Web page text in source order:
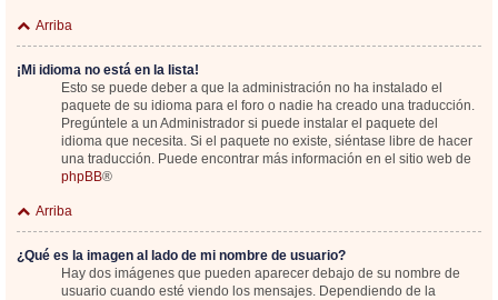
Arriba
¡Mi idioma no está en la lista!
Esto se puede deber a que la administración no ha instalado el
paquete de su idioma para el foro o nadie ha creado una traducción.
Pregúntele a un Administrador si puede instalar el paquete del
idioma que necesita. Si el paquete no existe, siéntase libre de hacer
una traducción. Puede encontrar más información en el sitio web de
phpBB®
Arriba
¿Qué es la imagen al lado de mi nombre de usuario?
Hay dos imágenes que pueden aparecer debajo de su nombre de
usuario cuando esté viendo los mensajes. Dependiendo de la